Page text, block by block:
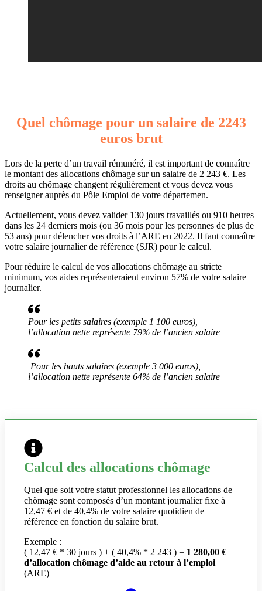
Quel chômage pour un salaire de 2243
euros brut
Lors de la perte d’un travail rémunéré, il est important de connaître
le montant des allocations chômage sur un salaire de 2 243 €. Les
droits au chômage changent régulièrement et vous devez vous
renseigner auprès du Pôle Emploi de votre départemen.
Actuellement, vous devez valider 130 jours travaillés ou 910 heures
dans les 24 derniers mois (ou 36 mois pour les personnes de plus de
53 ans) pour délencher vos droits à l’ARE en 2022. Il faut connaître
votre salaire journalier de référence (SJR) pour le calcul.
Pour réduire le calcul de vos allocations chômage au stricte
minimum, vos aides représenteraient environ 57% de votre salaire
journalier.
Pour les petits salaires (exemple 1 100 euros),
l’allocation nette représente 79% de l’ancien salaire
Pour les hauts salaires (exemple 3 000 euros),
l’allocation nette représente 64% de l’ancien salaire
Calcul des allocations chômage
Quel que soit votre statut professionnel les allocations de
chômage sont composés d’un montant journalier fixe à
12,47 € et de 40,4% de votre salaire quotidien de
référence en fonction du salaire brut.
Exemple :
( 12,47 € * 30 jours ) + ( 40,4% * 2 243 ) = 1 280,00 €
d’allocation chômage d’aide au retour à l’emploi
(ARE)